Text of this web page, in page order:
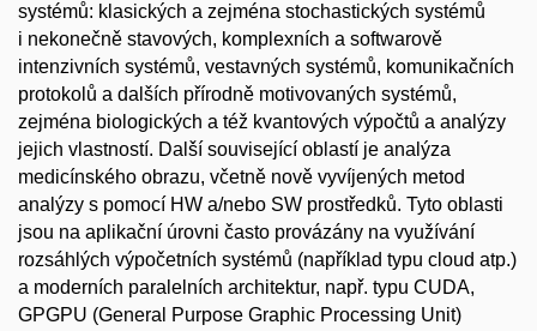
systémů: klasických a zejména stochastických systémů
i nekonečně stavových, komplexních a softwarově
intenzivních systémů, vestavných systémů, komunikačních
protokolů a dalších přírodně motivovaných systémů,
zejména biologických a též kvantových výpočtů a analýzy
jejich vlastností. Další související oblastí je analýza
medicínského obrazu, včetně nově vyvíjených metod
analýzy s pomocí HW a/nebo SW prostředků. Tyto oblasti
jsou na aplikační úrovni často provázány na využívání
rozsáhlých výpočetních systémů (například typu cloud atp.)
a moderních paralelních architektur, např. typu CUDA,
GPGPU (General Purpose Graphic Processing Unit)